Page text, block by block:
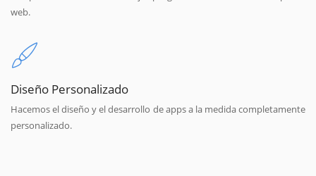
web.
Diseño Personalizado
Hacemos el diseño y el desarrollo de apps a la medida completamente
personalizado.